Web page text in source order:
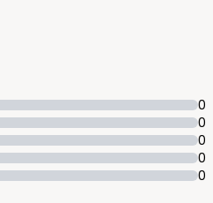
0
0
0
0
0